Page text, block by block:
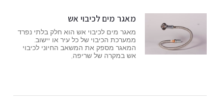
מאגר מים לכיבוי אש
מאגר מים לכיבוי אש הוא חלק בלתי נפרד
ממערכת הכיבוי של כל עיר או יישוב.
המאגר מספק את המשאב החיוני לכיבוי
אש במקרה של שריפה,